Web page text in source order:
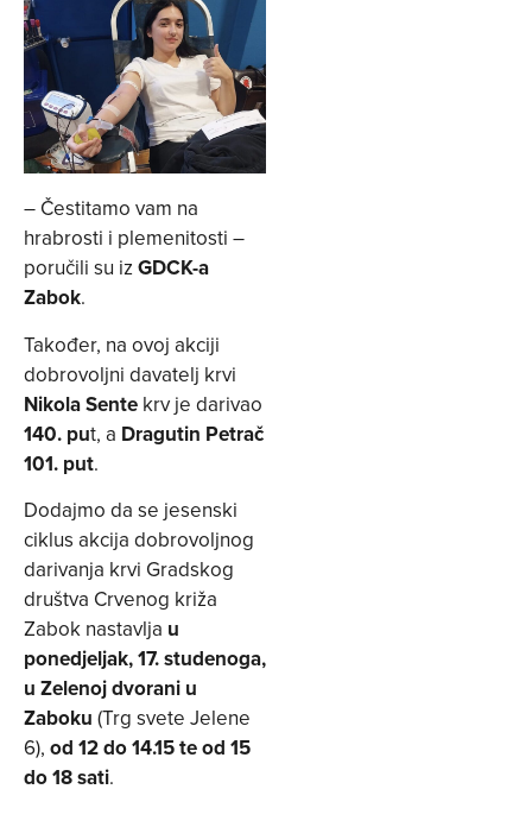
– Čestitamo vam na
hrabrosti i plemenitosti –
poručili su izGDCK-a
Zabok.
Također, na ovoj akciji
dobrovoljni davatelj krvi
Nikola Sente krv je darivao
140. put, a Dragutin Petrač
101. put.
Dodajmo da se jesenski
ciklus akcija dobrovoljnog
darivanja krvi Gradskog
društva Crvenog križa
Zabok nastavlja u
ponedjeljak, 17. studenoga,
u Zelenoj dvorani u
Zaboku (Trg svete Jelene
6), od 12 do 14.15 te od 15
do 18 sati.